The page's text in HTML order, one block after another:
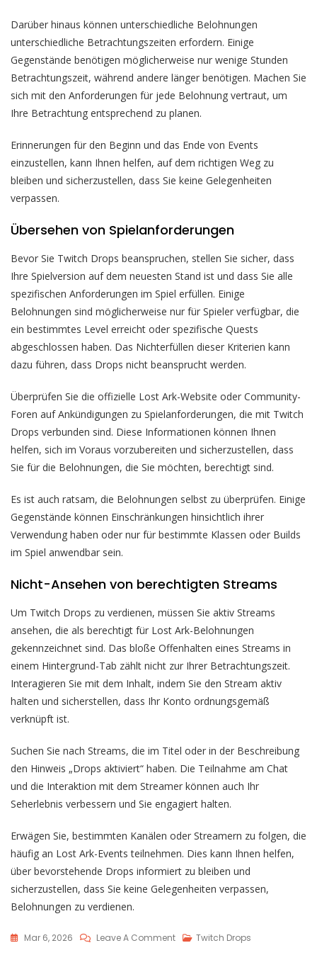
Darüber hinaus können unterschiedliche Belohnungen
unterschiedliche Betrachtungszeiten erfordern. Einige
Gegenstände benötigen möglicherweise nur wenige Stunden
Betrachtungszeit, während andere länger benötigen. Machen Sie
sich mit den Anforderungen für jede Belohnung vertraut, um
Ihre Betrachtung entsprechend zu planen.
Erinnerungen für den Beginn und das Ende von Events
einzustellen, kann Ihnen helfen, auf dem richtigen Weg zu
bleiben und sicherzustellen, dass Sie keine Gelegenheiten
verpassen.
Übersehen von Spielanforderungen
Bevor Sie Twitch Drops beanspruchen, stellen Sie sicher, dass
Ihre Spielversion auf dem neuesten Stand ist und dass Sie alle
spezifischen Anforderungen im Spiel erfüllen. Einige
Belohnungen sind möglicherweise nur für Spieler verfügbar, die
ein bestimmtes Level erreicht oder spezifische Quests
abgeschlossen haben. Das Nichterfüllen dieser Kriterien kann
dazu führen, dass Drops nicht beansprucht werden.
Überprüfen Sie die offizielle Lost Ark-Website oder Community-
Foren auf Ankündigungen zu Spielanforderungen, die mit Twitch
Drops verbunden sind. Diese Informationen können Ihnen
helfen, sich im Voraus vorzubereiten und sicherzustellen, dass
Sie für die Belohnungen, die Sie möchten, berechtigt sind.
Es ist auch ratsam, die Belohnungen selbst zu überprüfen. Einige
Gegenstände können Einschränkungen hinsichtlich ihrer
Verwendung haben oder nur für bestimmte Klassen oder Builds
im Spiel anwendbar sein.
Nicht-Ansehen von berechtigten Streams
Um Twitch Drops zu verdienen, müssen Sie aktiv Streams
ansehen, die als berechtigt für Lost Ark-Belohnungen
gekennzeichnet sind. Das bloße Offenhalten eines Streams in
einem Hintergrund-Tab zählt nicht zur Ihrer Betrachtungszeit.
Interagieren Sie mit dem Inhalt, indem Sie den Stream aktiv
halten und sicherstellen, dass Ihr Konto ordnungsgemäß
verknüpft ist.
Suchen Sie nach Streams, die im Titel oder in der Beschreibung
den Hinweis „Drops aktiviert“ haben. Die Teilnahme am Chat
und die Interaktion mit dem Streamer können auch Ihr
Seherlebnis verbessern und Sie engagiert halten.
Erwägen Sie, bestimmten Kanälen oder Streamern zu folgen, die
häufig an Lost Ark-Events teilnehmen. Dies kann Ihnen helfen,
über bevorstehende Drops informiert zu bleiben und
sicherzustellen, dass Sie keine Gelegenheiten verpassen,
Belohnungen zu verdienen.
Mar 6, 2026 Leave A CommentOn
Twitch Drops